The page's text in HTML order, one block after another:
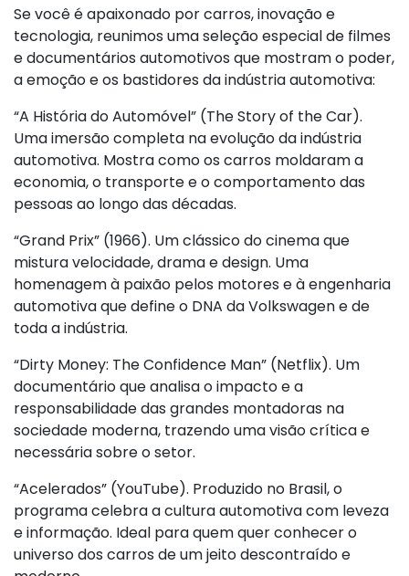
Se você é apaixonado por carros, inovação e
tecnologia, reunimos uma seleção especial de filmes
e documentários automotivos que mostram o poder,
a emoção e os bastidores da indústria automotiva:
“A História do Automóvel” (The Story of the Car).
Uma imersão completa na evolução da indústria
automotiva. Mostra como os carros moldaram a
economia, o transporte e o comportamento das
pessoas ao longo das décadas.
“Grand Prix” (1966). Um clássico do cinema que
mistura velocidade, drama e design. Uma
homenagem à paixão pelos motores e à engenharia
automotiva que define o DNA da Volkswagen e de
toda a indústria.
“Dirty Money: The Confidence Man” (Netflix). Um
documentário que analisa o impacto e a
responsabilidade das grandes montadoras na
sociedade moderna, trazendo uma visão crítica e
necessária sobre o setor.
“Acelerados” (YouTube). Produzido no Brasil, o
programa celebra a cultura automotiva com leveza
e informação. Ideal para quem quer conhecer o
universo dos carros de um jeito descontraído e